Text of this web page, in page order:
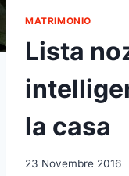
MATRIMONIO
Lista
la casa
23 Novembre 2016